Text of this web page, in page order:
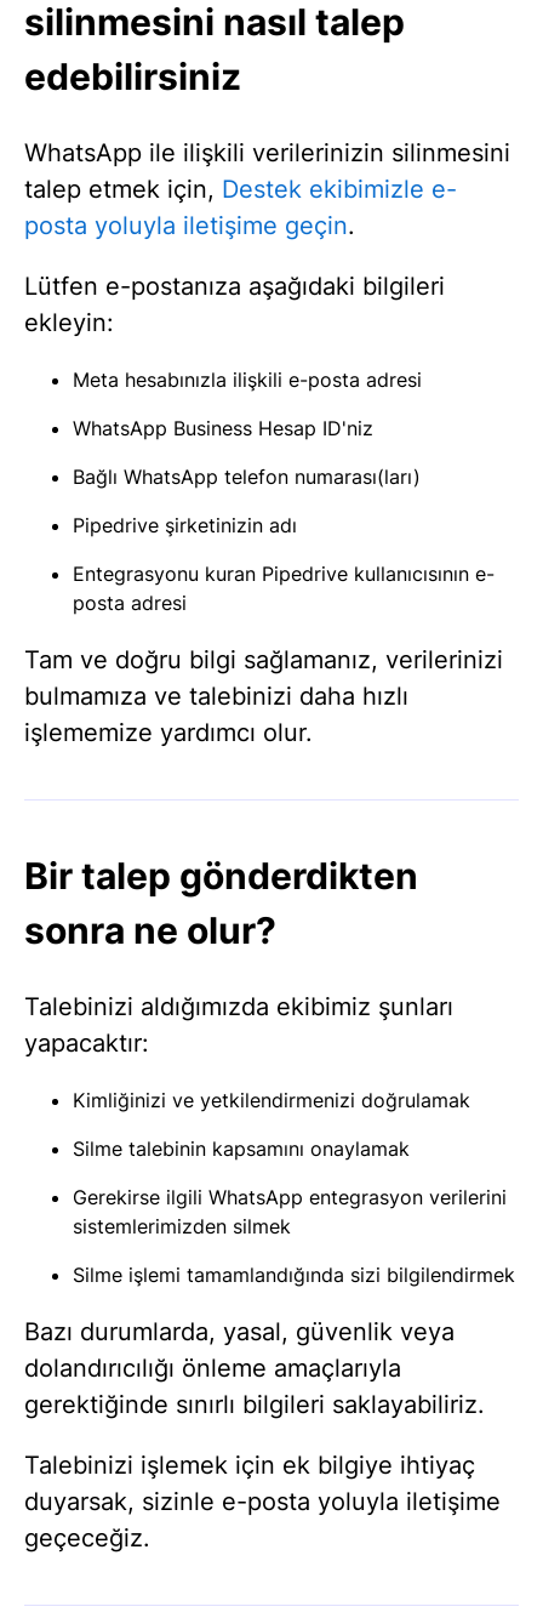
silinmesini nasıl talep
edebilirsiniz
WhatsApp ile ilişkili verilerinizin silinmesini
talep etmek için, Destek ekibimizle e-
posta yoluyla iletişime geçin.
Lütfen e-postanıza aşağıdaki bilgileri
ekleyin:
Meta hesabınızla ilişkili e-posta adresi
WhatsApp Business Hesap ID'niz
Bağlı WhatsApp telefon numarası(ları)
Pipedrive şirketinizin adı
Entegrasyonu kuran Pipedrive kullanıcısının e-
posta adresi
Tam ve doğru bilgi sağlamanız, verilerinizi
bulmamıza ve talebinizi daha hızlı
işlememize yardımcı olur.
Bir talep gönderdikten
sonra ne olur?
Talebinizi aldığımızda ekibimiz şunları
yapacaktır:
Kimliğinizi ve yetkilendirmenizi doğrulamak
Silme talebinin kapsamını onaylamak
Gerekirse ilgili WhatsApp entegrasyon verilerini
sistemlerimizden silmek
Silme işlemi tamamlandığında sizi bilgilendirmek
Bazı durumlarda, yasal, güvenlik veya
dolandırıcılığı önleme amaçlarıyla
gerektiğinde sınırlı bilgileri saklayabiliriz.
Talebinizi işlemek için ek bilgiye ihtiyaç
duyarsak, sizinle e-posta yoluyla iletişime
geçeceğiz.